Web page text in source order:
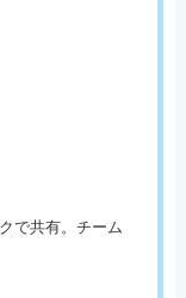
で共有。チーム